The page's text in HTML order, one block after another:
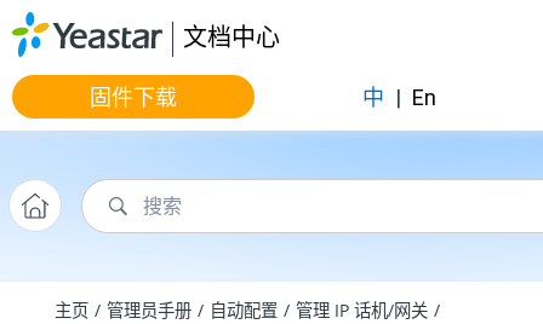
跳转到主要内容
文档中心
固件下载 中 | En
主页 管理员手册 自动配置
管理 IP 话机/网关